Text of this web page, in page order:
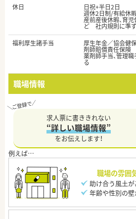
休日
日祝+半日2日
週休2日制/有給休暇
産前産後休暇、育児
ど 社内規則に準
福利厚生諸手当
厚生年金／協会健
剤師賠償責任保険
薬剤師手当、管理
る
職場情報
求人票に書ききれない
“詳しい職場情報”
をお伝えします！
職場の雰囲
助け合う風土が
年齢や性別の